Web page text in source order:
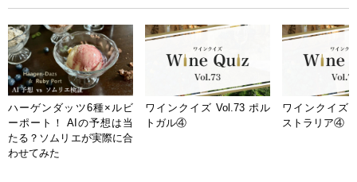
ハーゲンダッツ6種×ルビ
ーポート！ AIの予想は当
たる？ソムリエが実際に合
わせてみた
ワインクイズ Vol.73 ポル
トガル④
ワインクイズ
ストラリア④